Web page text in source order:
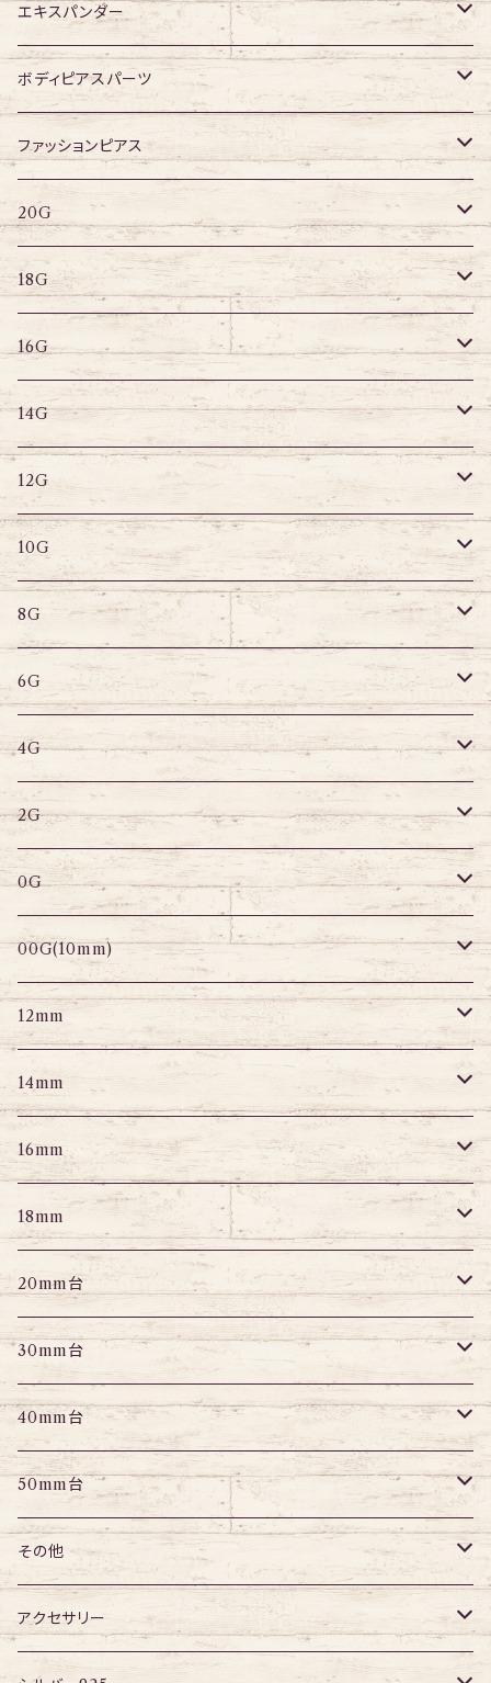
14G
ジュエル無し
ジュエル有り
エキスパンダー
316Lサージカルステンレス
アクリル
その他
ボディピアスパーツ
ネジタイプ
20G
18G
12G
10G
8G
6G
はめ込みタイプ
ファッションピアス
ポストピアス
リングピアス
その他
20G
キャプティブリング
ラブレット
18G
キャプティブリング
ストレートバーベル
デザインバーベル
ラブレット
バナナバーベル
鼻ピアス
16G
キャプティブリング
ストレートバーベル
デザインバーベル
ラブレット
バナナバーベル
へそピアス
サーキュラー
スパイラル
変形ピアス
セグメントリング
ニップルピアス
スクランパー
フェイクプラグ
パーツ
14G
キャプティブリング
ストレートバーベル
デザインバーベル
ラブレット
バナナバーベル
へそピアス
サーキュラー
スパイラル
セグメント
変形ピアス
ニップルピアス
パーツ
12G
キャプティブリング
ストレートバーベル
ラブレット
バナナバーベル
セグメントリング
サーキュラーバーベル
パーツ
10G
キャプティブリング
ストレートバーベル
ラブレット
バナナバーベル
セグメントリング
プラグ
パーツ
8G
キャプティブリング
ストレートバーベル
ラブレット
セグメントリング
プラグ
トンネル
アイレット
エキスパンダー
パーツ
6G
キャプティブリング
ストレートバーベル
トンネル
プラグ
アイレット
エキスパンダー
パーツ
4G
キャプティブリング
ストレートバーベル
サーキュラー
トンネル
プラグ
アイレット
エキスパンダー
パーツ
2G
トンネル
プラグ
アイレット
エキスパンダー
パーツ
0G
トンネル
プラグ
アイレット
エキスパンダー
パーツ
00G(10mm)
トンネル
プラグ
アイレット
エキスパンダー
パーツ
12mm
トンネル
プラグ
アイレット
エキスパンダー
パーツ
14mm
トンネル
プラグ
アイレット
エキスパンダー
パーツ
16mm
トンネル
プラグ
アイレット
パーツ
18mm
トンネル
プラグ
アイレット
パーツ
チューブ
20mm台
トンネル
プラグ
アイレット
パーツ
30mm台
トンネル
プラグ
アイレット
パーツ
40mm台
トンネル
プラグ
アイレット
50mm台
トンネル
プラグ
その他
ボディピアス・ピアス以外
アクセサリー